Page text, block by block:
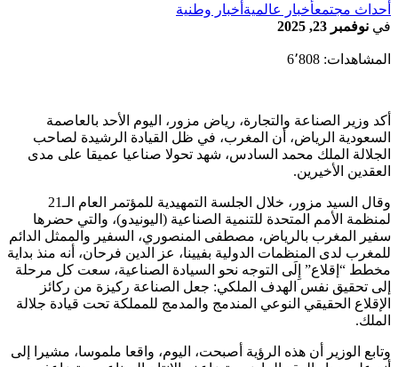
أحداث مجتمعأخبار عالمية أخبار وطنية
في نوفمبر 23, 2025
المشاهدات: 6٬808
أكد وزير الصناعة والتجارة، رياض مزور، اليوم الأحد بالعاصمة
السعودية الرياض، أن المغرب، في ظل القيادة الرشيدة لصاحب
الجلالة الملك محمد السادس، شهد تحولا صناعيا عميقا على مدى
العقدين الأخيرين.
وقال السيد مزور، خلال الجلسة التمهيدية للمؤتمر العام الـ21
لمنظمة الأمم المتحدة للتنمية الصناعية (اليونيدو)، والتي حضرها
سفير المغرب بالرياض، مصطفى المنصوري، السفير والممثل الدائم
للمغرب لدى المنظمات الدولية بفيينا، عز الدين فرحان، أنه منذ بداية
مخطط “إقلاع” إِلَى التوجه نحو السيادة الصناعية، سعت كل مرحلة
إلى تحقيق نفس الهدف الملكي: جعل الصناعة ركيزة من ركائز
الإقلاع الحقيقي النوعي المندمج والمدمج للمملكة تحت قيادة جلالة
الملك.
وتابع الوزير أن هذه الرؤية أصبحت، اليوم، واقعا ملموسا، مشيرا إلى